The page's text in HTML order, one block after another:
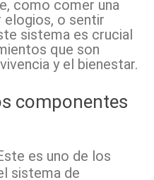
como comer una
elogios, o sentir
sistema es crucial
que son
y el bienestar.
componentes
es uno de los
sistema de